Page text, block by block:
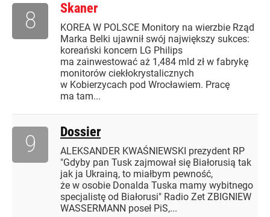
Skaner
KOREA W POLSCE Monitory na wierzbie Rząd
Marka Belki ujawnił swój największy sukces:
koreański koncern LG Philips
ma zainwestować aż 1,484 mld zł w fabrykę
monitorów ciekłokrystalicznych
w Kobierzycach pod Wrocławiem. Pracę
ma tam...
8
Dossier
ALEKSANDER KWAŚNIEWSKI prezydent RP
"Gdyby pan Tusk zajmował się Białorusią tak
jak ja Ukrainą, to miałbym pewność,
że w osobie Donalda Tuska mamy wybitnego
specjalistę od Białorusi" Radio Zet ZBIGNIEW
WASSERMANN poseł PiS,...
9